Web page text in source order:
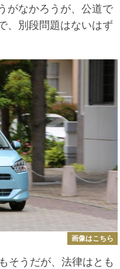
がなかろうが、公道で
、別段問題はないはず
画像はこちら
そうだが、法律はとも